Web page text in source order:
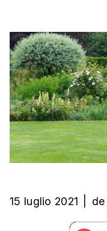
15 luglio 2021 de